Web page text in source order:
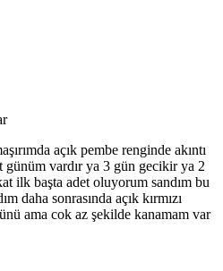
açık pembe renginde akıntı
vardır ya 3 gün gecikir ya 2
ilk başta adet oluyorum sandım bu
daha sonrasında açık kırmızı
ama cok az şekilde kanamam var